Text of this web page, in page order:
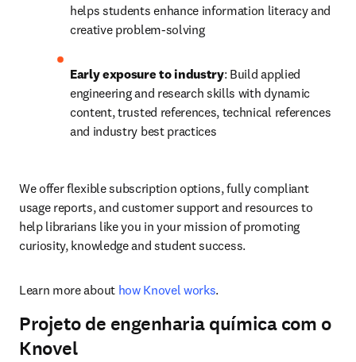
helps students enhance information literacy and
creative problem-solving
Early exposure to industry: Build applied
engineering and research skills with dynamic
content, trusted references, technical references
and industry best practices
We offer flexible subscription options, fully compliant
usage reports, and customer support and resources to
help librarians like you in your mission of promoting
curiosity, knowledge and student success.
Learn more about how Knovel works.
Projeto de engenharia química com o
Knovel